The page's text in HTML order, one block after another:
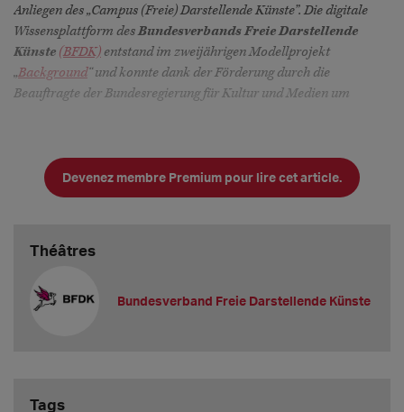
Anliegen des „Campus (Freie) Darstellende Künste”. Die digitale
Wissensplattform desBundesverbands Freie Darstellende
Künste (BFDK) entstand im zweijährigen Modellprojekt
„Background“ und konnte dank der Förderung durch die
Beauftragte der Bundesregierung für Kultur und Medien um
Devenez membre Premium pour lire cet article.
Théâtres
Bundesverband Freie Darstellende Künste
Tags